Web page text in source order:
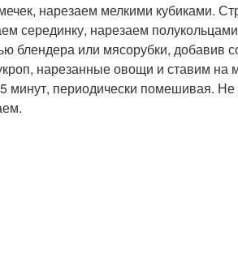
нарезаем мелкими кубиками.
серединку, нарезаем
или мясорубки, добавив
нарезанные овощи и ставим на
минут, периодически помешивая.